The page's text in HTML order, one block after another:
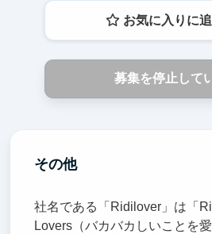
お気に入りに
募集を停止して
その他
社名である「Ridilover」は「
Lovers（バカバカしいことを